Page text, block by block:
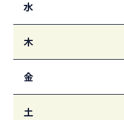
水
木
金
土